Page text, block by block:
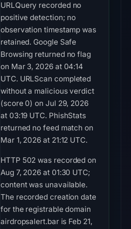
URLQuery recorded no
positive detection; no
observation timestamp was
retained. Google Safe
Browsing returned no flag
on Mar 3, 2026 at 04:14
UTC. URLScan completed
without a malicious verdict
(score 0) on Jul 29, 2026
at 03:19 UTC. PhishStats
returned no feed match on
Mar 1, 2026 at 21:12 UTC.
HTTP 502 was recorded on
Aug 7, 2026 at 01:30 UTC;
content was unavailable.
The recorded creation date
for the registrable domain
airdropsalert.bar is Feb 21,